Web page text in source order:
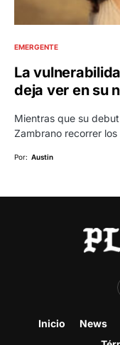
EMERGENTE
La
deja ver en su
Mientras que su
Zambrano recorrer
Por: Austin
Inicio News